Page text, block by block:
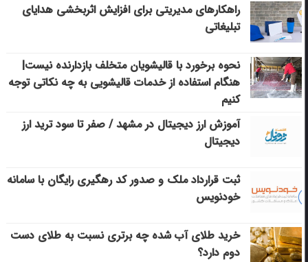
راهکارهای مدیریتی برای افزایش اثربخشی هدایای
تبلیغاتی
نحوه برخورد با قالیشویان متخلف بازدارنده نیست|
هنگام استفاده از خدمات قالیشویی به چه نکاتی توجه
کنیم
آموزش ارز دیجیتال در مشهد / صفر تا سود ترید ارز
دیجیتال
ثبت قرارداد ملک و صدور کد رهگیری رایگان با سامانه
خودنویس
خرید طلای آب شده چه برتری نسبت به طلای دست
دوم دارد؟